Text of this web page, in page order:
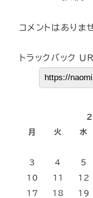
コメントはありま
トラックバック
月
火 水
3 4 5
10 11 12
17 18 19